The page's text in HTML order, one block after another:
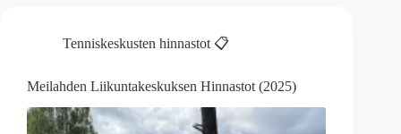
Tenniskeskusten hinnastot 📋
Meilahden Liikuntakeskuksen Hinnastot (2025)